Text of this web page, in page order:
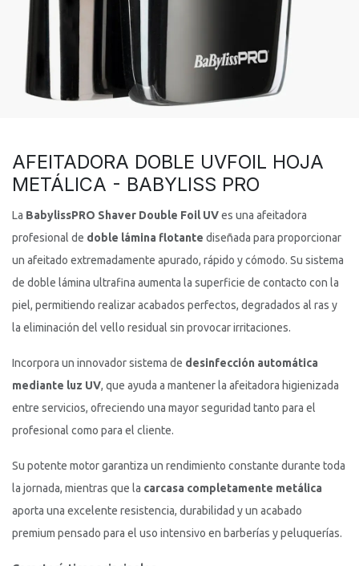
AFEITADORA DOBLE UVFOIL HOJA
METÁLICA - BABYLISS PRO
La BabylissPRO Shaver Double Foil UVes una afeitadora
profesional de doble lámina flotante diseñada para proporcionar
un afeitado extremadamente apurado, rápido y cómodo. Su sistema
de doble lámina ultrafina aumenta la superficie de contacto con la
piel, permitiendo realizar acabados perfectos, degradados al ras y
la eliminación del vello residual sin provocar irritaciones.
Incorpora un innovador sistema de desinfección automática
mediante luz UV, que ayuda a mantener la afeitadora higienizada
entre servicios, ofreciendo una mayor seguridad tanto para el
profesional como para el cliente.
Su potente motor garantiza un rendimiento constante durante toda
la jornada, mientras que la carcasa completamente metálica
aporta una excelente resistencia, durabilidad y un acabado
premium pensado para el uso intensivo en barberías y peluquerías.